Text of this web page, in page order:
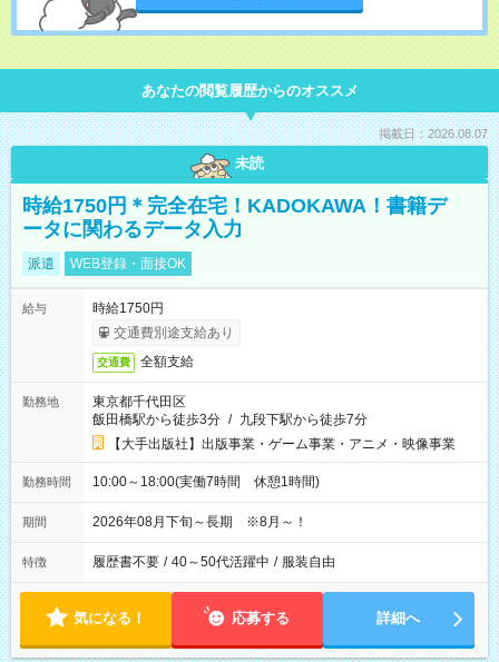
あなたの閲覧履歴からのオススメ
掲載日：2026.08.07
未読
時給1750円＊完全在宅！KADOKAWA！書籍デ
ータに関わるデータ入力
派遣 WEB登録・面接OK
給与
時給1750円
交通費別途支給あり
交通費 全額支給
勤務地
東京都千代田区
飯田橋駅から徒歩3分 / 九段下駅から徒歩7分
【大手出版社】出版事業・ゲーム事業・アニメ・映像事業
勤務時間 10:00～18:00(実働7時間 休憩1時間)
期間 2026年08月下旬～長期 ※8月～！
特徴 履歴書不要 / 40～50代活躍中 / 服装自由
気になる！ 応募する 詳細へ